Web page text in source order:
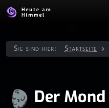
Heute am
Himmel
Sie sind hier: Startseite
Der Mond